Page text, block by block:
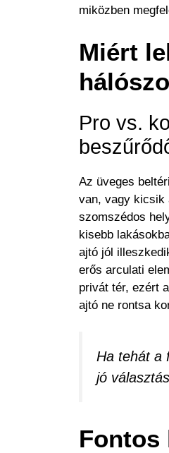
miközben
Miért
Pro vs.
Az üveges
van, vagy kicsik
szomszédos
kisebb
ajtó jól
erős arculati
privát tér, ezért
ajtó ne rontsa
Ha tehát a
jó
Fontos